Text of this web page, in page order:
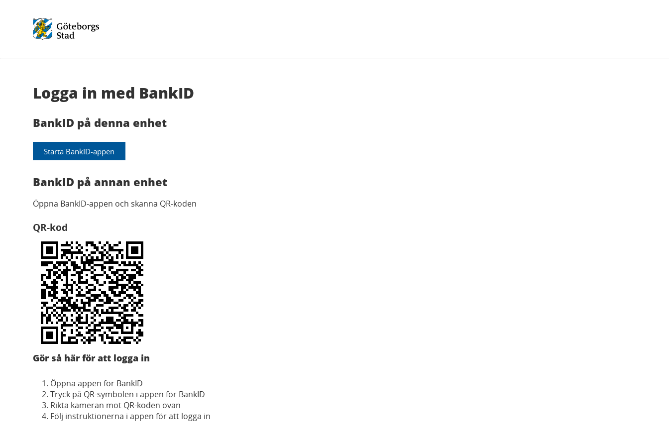
Logga in med BankID
BankID på denna enhet
Starta BankID-appen
BankID på annan enhet
Öppna BankID-appen och skanna QR-koden
QR-kod
Gör så här för att logga in
Öppna appen för BankID
Tryck på QR-symbolen i appen för BankID
Rikta kameran mot QR-koden ovan
Följ instruktionerna i appen för att logga in